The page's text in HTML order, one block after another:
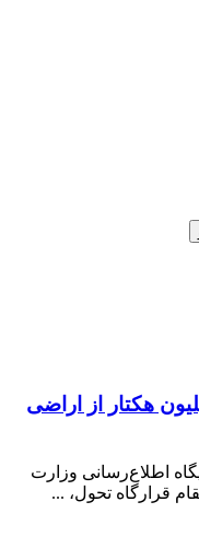
عملیات آبخیزداری در ۲۰ میلیون هکتار از اراضی
اطلاع‌رسانی وزارت
قرارگاه تحول، ...